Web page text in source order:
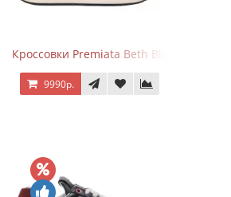
Кроссовки Premiata Beth Black White
9990р.